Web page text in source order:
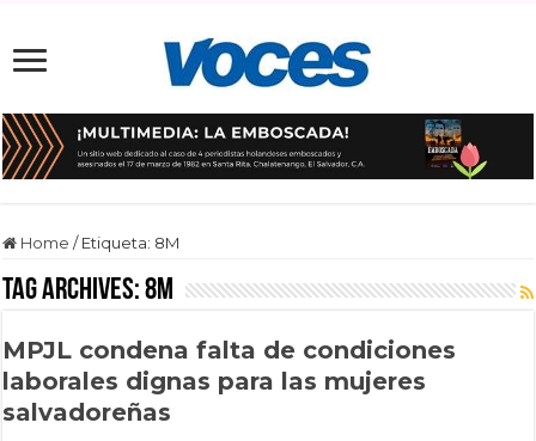
Home / Etiqueta: 8M
Tag Archives:8M
MPJL condena falta de condiciones
laborales dignas para las mujeres
salvadoreñas